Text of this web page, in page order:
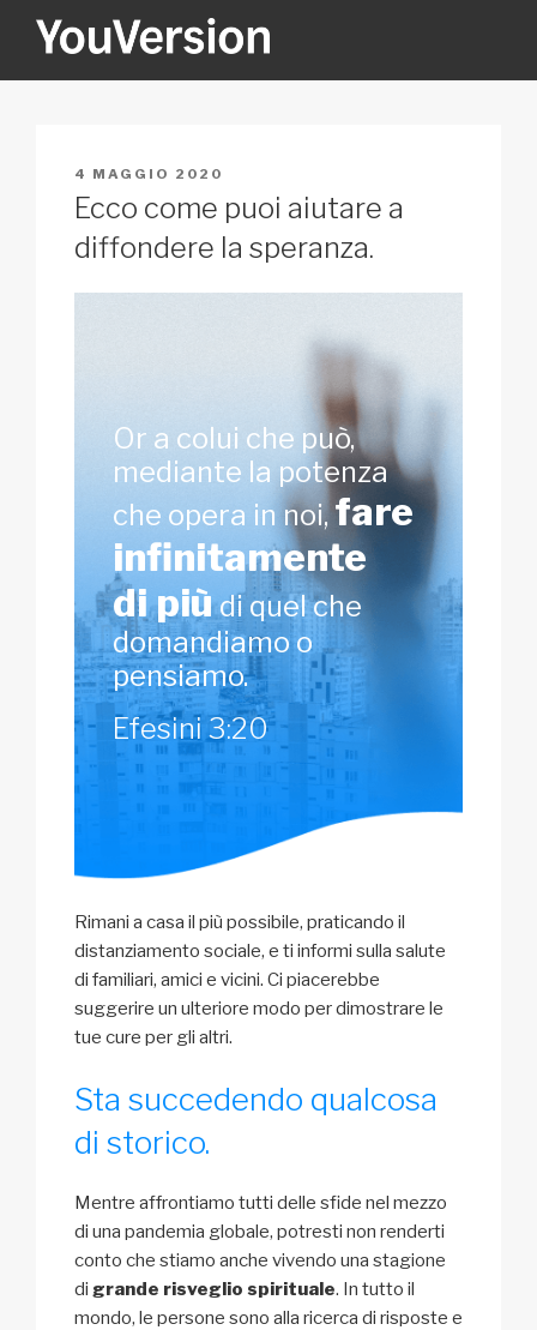
YOUVERSION
PUBBLICATO
IL
4 MAGGIO 2020
Ecco come puoi aiutare a
diffondere la speranza.
Or a colui che può,
mediante la potenza
che opera in noi, fare
infinitamente
di piùdi quel che
domandiamo o
pensiamo.
Efesini 3:20
Rimani a casa il più possibile, praticando il
distanziamento sociale, e ti informi sulla salute
di familiari, amici e vicini. Ci piacerebbe
suggerire un ulteriore modo per dimostrare le
tue cure per gli altri.
Sta succedendo qualcosa
di storico.
Mentre affrontiamo tutti delle sfide nel mezzo
di una pandemia globale, potresti non renderti
conto che stiamo anche vivendo una stagione
di grande risveglio spirituale. In tutto il
mondo, le persone sono alla ricerca di risposte e